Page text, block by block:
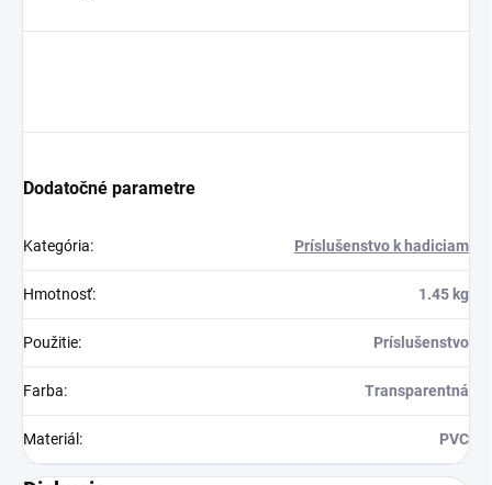
Dodatočné parametre
Kategória: Príslušenstvo k hadiciam
Hmotnosť: 1.45 kg
Použitie: Príslušenstvo
Farba: Transparentná
Materiál : PVC